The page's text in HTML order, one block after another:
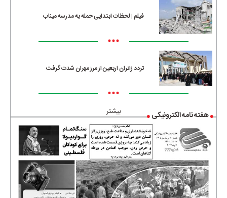
فیلم | لحظات ابتدایی حمله به مدرسه میناب
•••
تردد زائران اربعین از مرز مهران شدت گرفت
•••
بیشتر هفته نامه الکترونیکی